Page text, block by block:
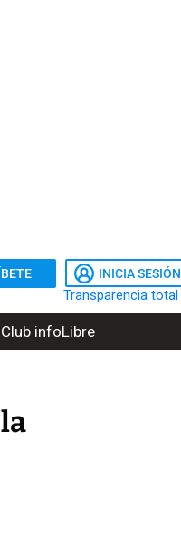
INICIA SESIÓN
Transparencia total
Club infoLibre